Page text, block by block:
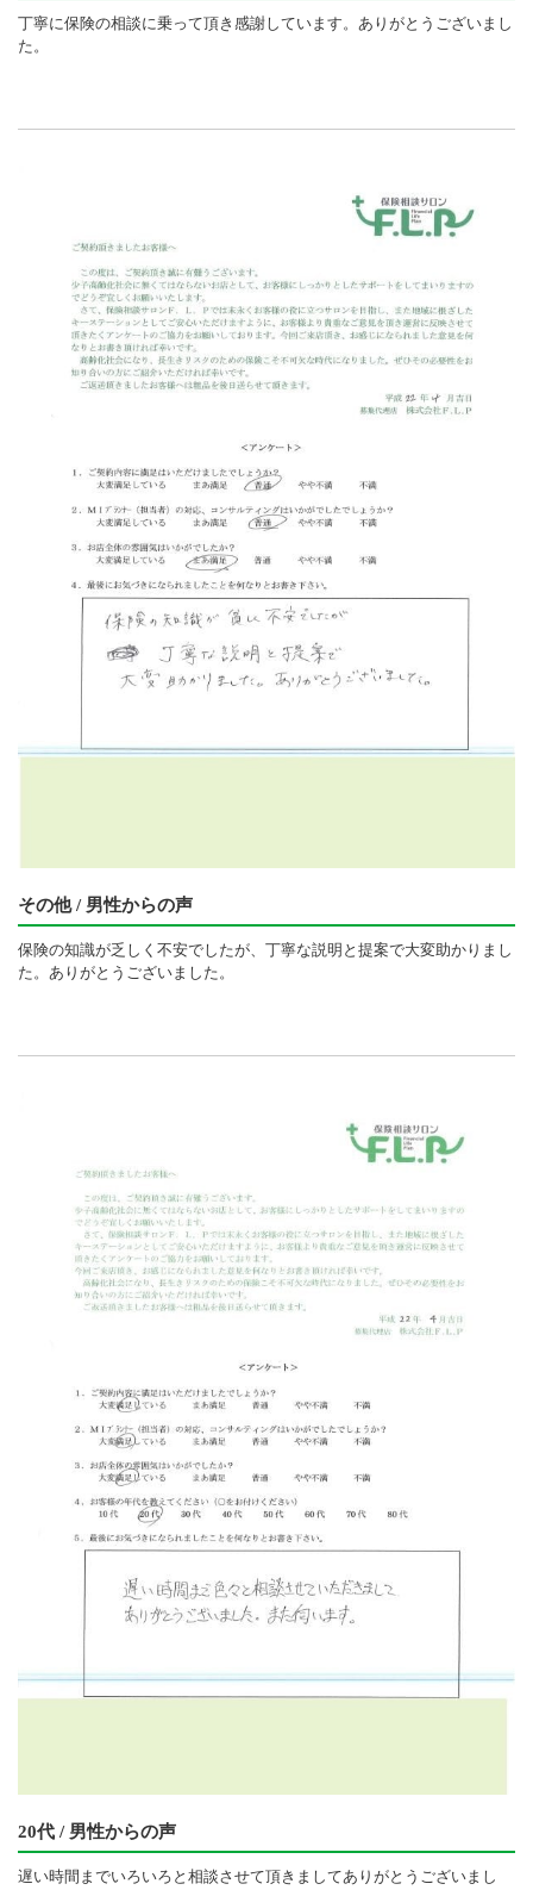
丁寧に保険の相談に乗って頂き感謝しています。ありがとうございまし
た。
その他 / 男性からの声
保険の知識が乏しく不安でしたが、丁寧な説明と提案で大変助かりまし
た。ありがとうございました。
20代 / 男性からの声
遅い時間までいろいろと相談させて頂きましてありがとうございまし